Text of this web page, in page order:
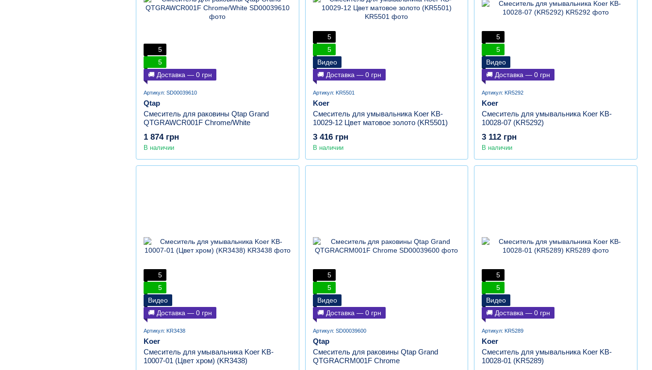
5
5
🚚 Доставка — 0 грн
Артикул: SD00039610
Qtap
Смеситель для раковины Qtap Grand
QTGRAWCR001F Chrome/White
1 874 грн
В наличии
5
5
Видео
🚚 Доставка — 0 грн
Артикул: KR5501
Koer
Смеситель для умывальника Koer KB-
10029-12 Цвет матовое золото (KR5501)
3 416 грн
В наличии
5
5
Видео
🚚 Доставка — 0 грн
Артикул: KR5292
Koer
Смеситель для умывальника Koer KB-
10028-07 (KR5292)
3 112 грн
В наличии
5
5
Видео
🚚 Доставка — 0 грн
Артикул: KR3438
Koer
Смеситель для умывальника Koer KB-
10007-01 (Цвет хром) (KR3438)
5
5
Видео
🚚 Доставка — 0 грн
Артикул: SD00039600
Qtap
Смеситель для раковины Qtap Grand
QTGRACRM001F Chrome
5
5
Видео
🚚 Доставка — 0 грн
Артикул: KR5289
Koer
Смеситель для умывальника Koer KB-
10028-01 (KR5289)